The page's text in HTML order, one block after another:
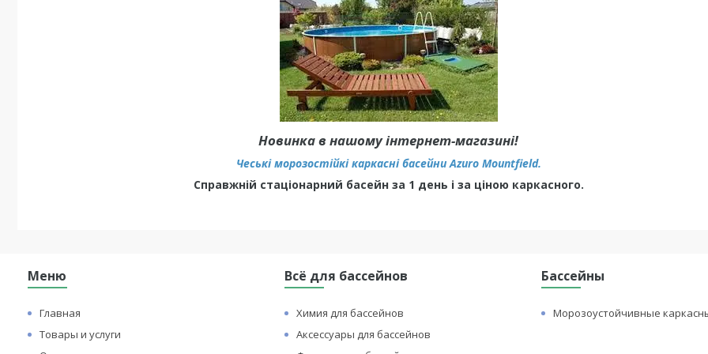
Новинка в нашому інтернет-магазині!
Чеські морозостійкі каркасні басейни Azuro Mountfield.
Справжній стаціонарний басейн за 1 день і за ціною каркасного.
Меню
Главная
Товары и услуги
Всё для бассейнов
Химия для бассейнов
Аксессуары для бассейнов
Бассейны
Морозоустойчивные